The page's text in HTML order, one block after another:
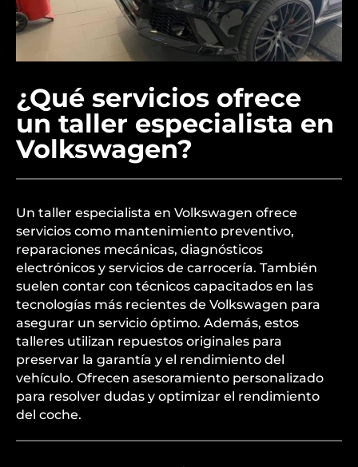
¿Qué servicios ofrece
un taller especialista en
Volkswagen?
Un taller especialista en Volkswagen ofrece
servicios como mantenimiento preventivo,
reparaciones mecánicas, diagnósticos
electrónicos y servicios de carrocería. También
suelen contar con técnicos capacitados en las
tecnologías más recientes de Volkswagen para
asegurar un servicio óptimo. Además, estos
talleres utilizan repuestos originales para
preservar la garantía y el rendimiento del
vehículo. Ofrecen asesoramiento personalizado
para resolver dudas y optimizar el rendimiento
del coche.